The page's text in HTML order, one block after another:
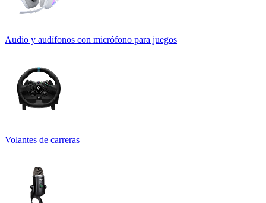
Audio y audífonos con micrófono para juegos
Volantes de carreras